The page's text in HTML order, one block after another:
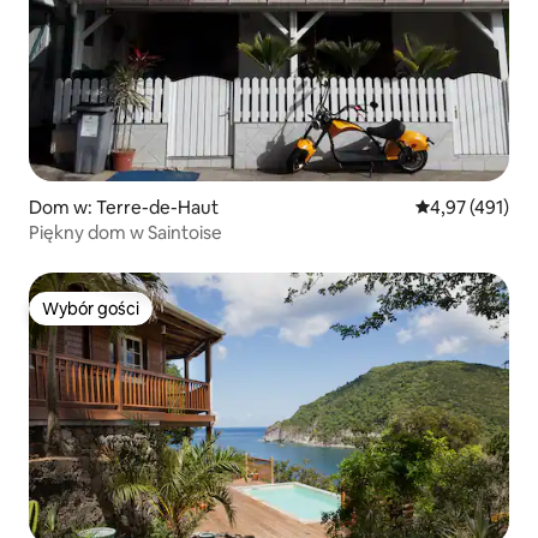
Dom w: Terre-de-Haut Średnia
4,97 (491)
Piękny dom w Saintoise
Wybór gości
Wybór gości